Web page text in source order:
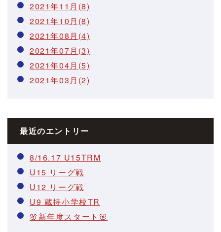
2021年11月(8)
2021年10月(8)
2021年08月(4)
2021年07月(3)
2021年04月(5)
2021年03月(2)
最近のエントリー
8/16.17 U15TRM
U15 リーグ戦
U12 リーグ戦
U9 蔵持小学校TR
🌸新年度スタート🌸